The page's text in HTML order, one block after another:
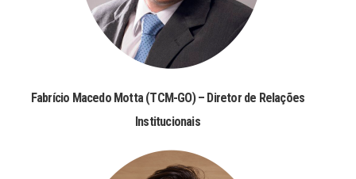
Fabrício Macedo Motta (TCM-GO) – Diretor de Relações
Institucionais